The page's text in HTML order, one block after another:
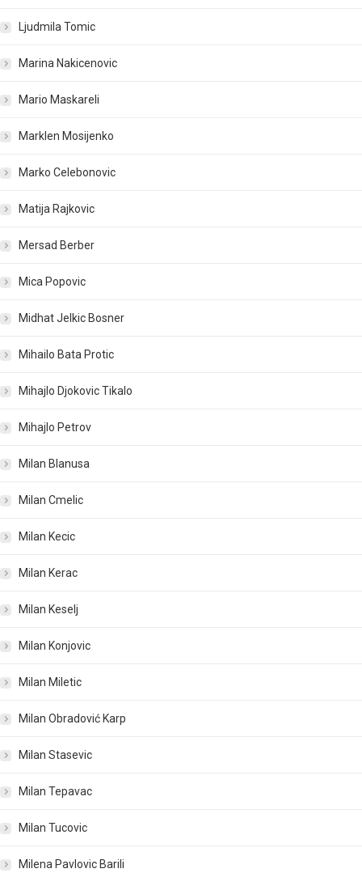
Ljudmila Tomic
Marina Nakicenovic
Mario Maskareli
Marklen Mosijenko
Marko Celebonovic
Matija Rajkovic
Mersad Berber
Mica Popovic
Midhat Jelkic Bosner
Mihailo Bata Protic
Mihajlo Djokovic Tikalo
Mihajlo Petrov
Milan Blanusa
Milan Cmelic
Milan Kecic
Milan Kerac
Milan Keselj
Milan Konjovic
Milan Miletic
Milan Obradović Karp
Milan Stasevic
Milan Tepavac
Milan Tucovic
Milena Pavlovic Barili